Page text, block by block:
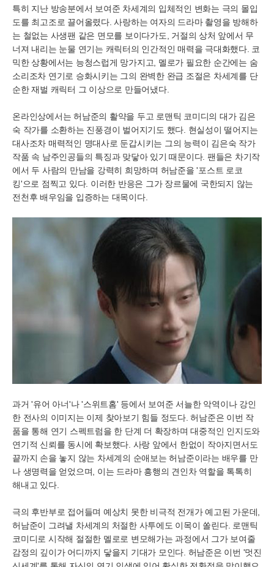
특히 지난 방송분에서 보여준 차세계의 입체적인 변화는 극의 몰입
도를 최고조로 끌어올렸다. 사랑하는 여자의 드라마 촬영을 방해하
는 철없는 사생팬 같은 면모를 보이다가도, 거절의 상처 앞에서 무
너져 내리는 눈물 연기는 캐릭터의 인간적인 매력을 극대화했다. 코
믹한 상황에서는 능청스럽게 망가지고, 멜로가 필요한 순간에는 숨
소리조차 연기로 승화시키는 그의 완벽한 완급 조절은 차세계를 단
순한 재벌 캐릭터 그 이상으로 만들어냈다.
온라인상에서는 허남준의 활약을 두고 로맨틱 코미디의 대가 김은
숙 작가를 소환하는 진풍경이 벌어지기도 했다. 현실성이 떨어지는
대사조차 매력적인 명대사로 둔갑시키는 그의 능력이 김은숙 작가
작품 속 남주인공들의 특징과 맞닿아 있기 때문이다. 팬들은 차기작
에서 두 사람의 만남을 강력히 희망하며 허남준을 '포스트 로코
킹'으로 점찍고 있다. 이러한 반응은 그가 장르물에 국한되지 않는
전천후 배우임을 입증하는 대목이다.
과거 '유어 아너'나 '스위트홈' 등에서 보여준 서늘한 악역이나 강인
한 전사의 이미지는 이제 찾아보기 힘들 정도다. 허남준은 이번 작
품을 통해 연기 스펙트럼을 한 단계 더 확장하며 대중적인 인지도와
연기적 신뢰를 동시에 확보했다. 사랑 앞에서 한없이 작아지면서도
끝까지 손을 놓지 않는 차세계의 순애보는 허남준이라는 배우를 만
나 생명력을 얻었으며, 이는 드라마 흥행의 견인차 역할을 톡톡히
해내고 있다.
극의 후반부로 접어들며 예상치 못한 비극적 전개가 예고된 가운데,
허남준이 그려낼 차세계의 처절한 사투에도 이목이 쏠린다. 로맨틱
코미디로 시작해 절절한 멜로로 변모해가는 과정에서 그가 보여줄
감정의 깊이가 어디까지 닿을지 기대가 모인다. 허남준은 이번 '멋진